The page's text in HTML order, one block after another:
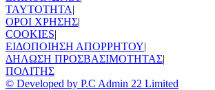
TAYTOTHTA|
ΟΡΟΙ ΧΡΗΣΗΣ|
COOKIES|
ΕΙΔΟΠΟΙΗΣΗ ΑΠΟΡΡΗΤΟΥ|
ΔΗΛΩΣΗ ΠΡΟΣΒΑΣΙΜΟΤΗΤΑΣ|
ΠΟΛΙΤΗΣ
© Developed by P.C Admin 22 Limited